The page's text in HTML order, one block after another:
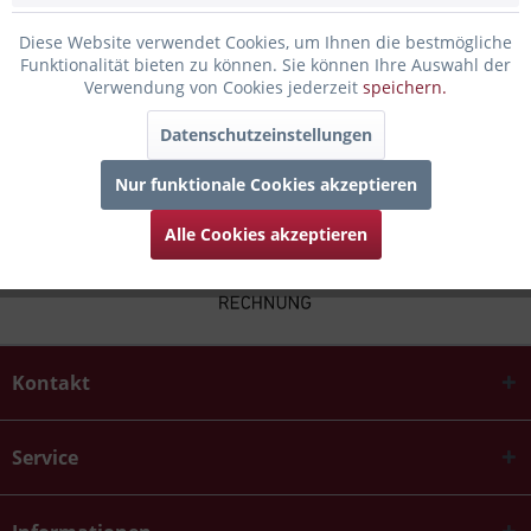
Infos zum Hersteller
Folgende Infos zum Hersteller sind verfübar......
Kontakt
Service
Diese Website verwendet Cookies, um Ihnen die bestmögliche
Funktionalität bieten zu können. Sie können Ihre Auswahl der
Verwendung von Cookies jederzeit speichern.
Datenschutzeinstellungen
Nur funktionale Cookies akzeptieren
Alle Cookies akzeptieren